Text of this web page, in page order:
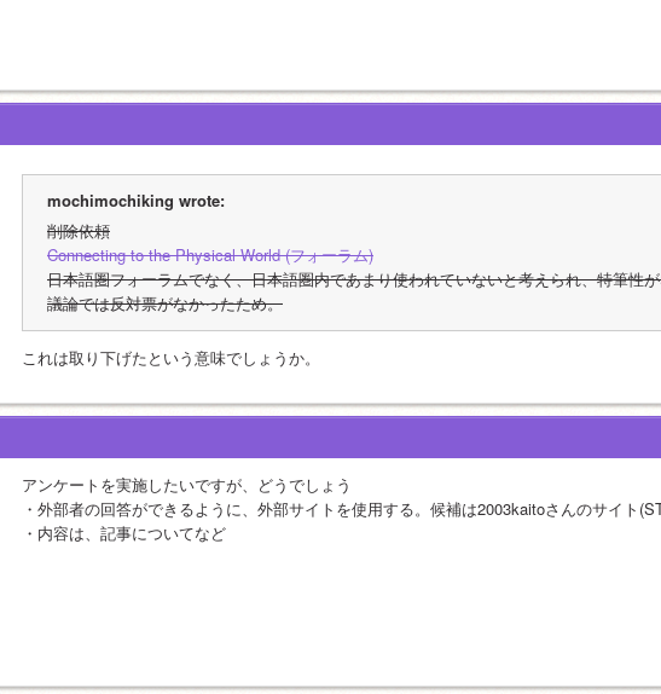
mochimochiking wrote:
削除依頼
Connecting to the Physical World (フォーラム)
日本語圏フォーラムでなく、日本語圏内であまり使われていないと考えられ、特筆性
議論では反対票がなかったため。
これは取り下げたという意味でしょうか。
アンケートを実施したいですが、どうでしょう
・外部者の回答ができるように、外部サイトを使用する。候補は2003kaitoさんのサイト
・内容は、記事についてなど